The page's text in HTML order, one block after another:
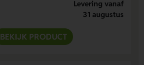
Levering vanaf
31 augustus
BEKIJK PRODUCT